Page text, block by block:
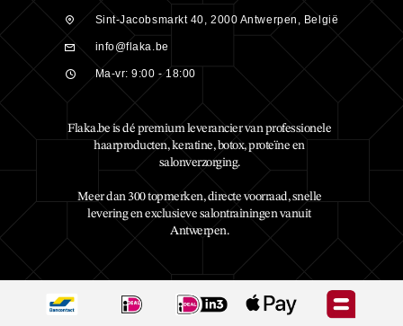
Sint-Jacobsmarkt 40, 2000 Antwerpen, België
info@flaka.be
Ma-vr: 9:00 - 18:00
Flaka.be is dé premium leverancier van professionele
haarproducten, keratine, botox, proteïne en
salonverzorging.
Meer dan 300 topmerken, directe voorraad, snelle
levering en exclusieve salontrainingen vanuit
Antwerpen.